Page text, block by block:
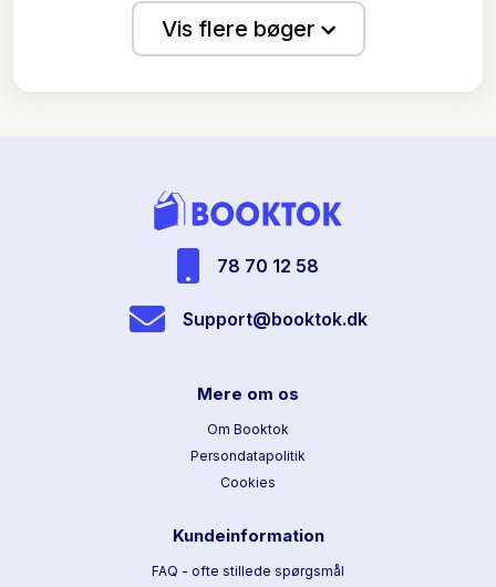
Vis flere bøger
78 70 12 58
Support@booktok.dk
Mere om os
Om Booktok
Persondatapolitik
Cookies
Kundeinformation
FAQ - ofte stillede spørgsmål